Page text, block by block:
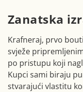
Zanatska
Krafneraj, prvo
svježe
po pristupu koji
Kupci sami biraju
stvarajući vlastitu